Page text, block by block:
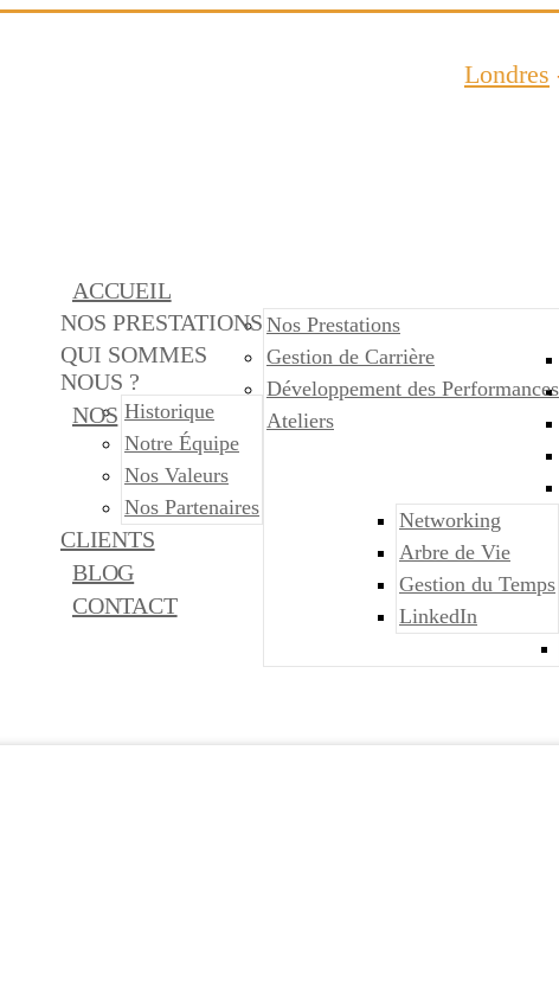
Londres
ACCUEIL
NOS PRESTATIONS Nos Prestations
Gestion de Carrière
Développement des Performances
Ateliers
Networking
Arbre de Vie
Gestion du Temps
LinkedIn
QUI SOMMES
NOUS ?
Historique
Notre Équipe
Nos Valeurs
Nos Partenaires
NOS
CLIENTS
BLOG
CONTACT